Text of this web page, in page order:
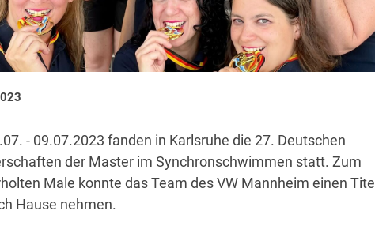
- 09.07.2023 fanden in Karlsruhe die 27. Deutschen
der Master im Synchronschwimmen statt. Zum
Male konnte das Team des VW Mannheim einen Titel
Hause nehmen.